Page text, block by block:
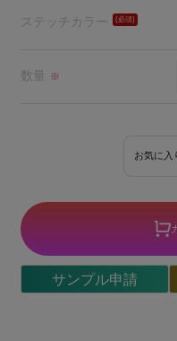
ステッチカラー
お気に入
数量 ※
サンプル申請